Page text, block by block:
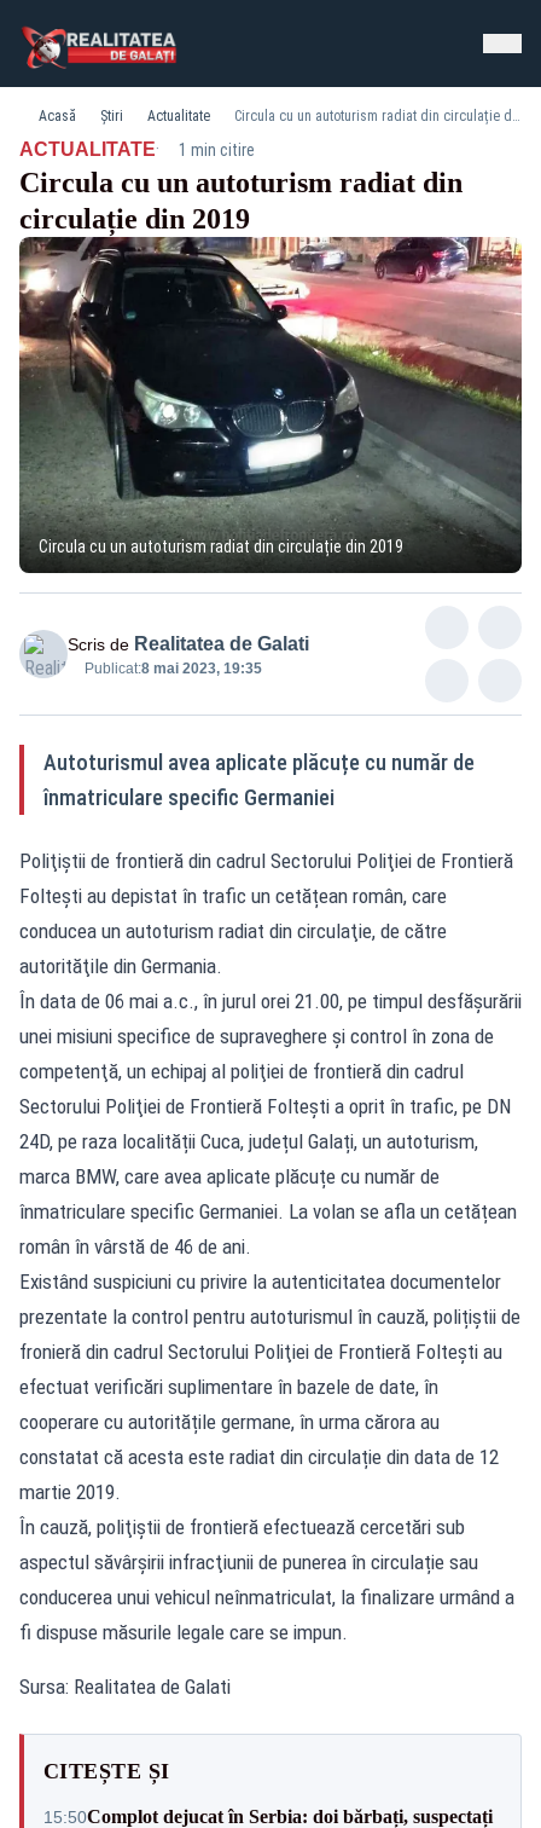
Acasă Știri Actualitate Circula cu un autoturism radiat din circulație din 2019
ACTUALITATE· 1 min citire
Circula cu un autoturism radiat din
circulație din 2019
Circula cu un autoturism radiat din circulație din 2019
Scris de Realitatea de Galati
Publicat:8 mai 2023, 19:35
Autoturismul avea aplicate plăcuțe cu număr de
înmatriculare specific Germaniei
Poliţiştii de frontieră din cadrul Sectorului Poliţiei de Frontieră
Foltești au depistat în trafic un cetățean român, care
conducea un autoturism radiat din circulaţie, de către
autorităţile din Germania.
În data de 06 mai a.c., în jurul orei 21.00, pe timpul desfăşurării
unei misiuni specifice de supraveghere şi control în zona de
competenţă, un echipaj al poliţiei de frontieră din cadrul
Sectorului Poliţiei de Frontieră Foltești a oprit în trafic, pe DN
24D, pe raza localității Cuca, județul Galați, un autoturism,
marca BMW, care avea aplicate plăcuțe cu număr de
înmatriculare specific Germaniei. La volan se afla un cetățean
român în vârstă de 46 de ani.
Existând suspiciuni cu privire la autenticitatea documentelor
prezentate la control pentru autoturismul în cauză, polițiștii de
fronieră din cadrul Sectorului Poliţiei de Frontieră Foltești au
efectuat verificări suplimentare în bazele de date, în
cooperare cu autoritățile germane, în urma cărora au
constatat că acesta este radiat din circulație din data de 12
martie 2019.
În cauză, poliţiştii de frontieră efectuează cercetări sub
aspectul săvârşirii infracţiunii de punerea în circulație sau
conducerea unui vehicul neînmatriculat, la finalizare urmând a
fi dispuse măsurile legale care se impun.
Sursa: Realitatea de Galati
CITEȘTE ȘI
15:50Complot dejucat în Serbia: doi bărbați, suspectați